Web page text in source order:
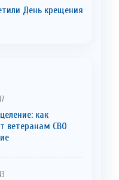
День крещения
как
ветеранам СВО